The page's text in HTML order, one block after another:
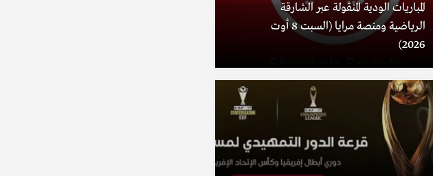
المباريات الودية المنقولة عبر الشارقة
الرياضية ومنصة مرايا (السبت 8 أوت
2026)